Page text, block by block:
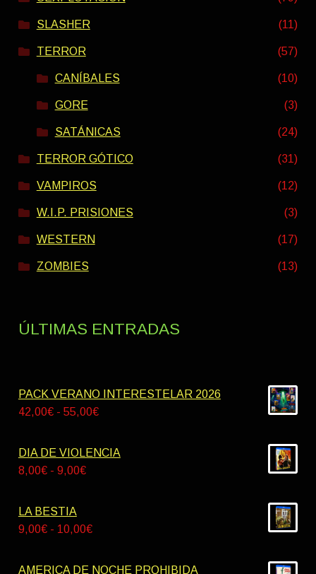
SLASHER (11)
TERROR (57)
CANÍBALES (10)
GORE (3)
SATÁNICAS (24)
TERROR GÓTICO (31)
VAMPIROS (12)
W.I.P. PRISIONES (3)
WESTERN (17)
ZOMBIES (13)
ÚLTIMAS ENTRADAS
PACK VERANO INTERESTELAR 2026
42,00€ - 55,00€Rango
precios:
DIA DE VIOLENCIA
8,00€ - 9,00€Rango
desde
LA BESTIA
9,00€ - 10,00€Rango
precios:
AMERICA DE NOCHE PROHIBIDA